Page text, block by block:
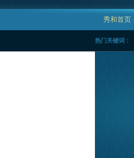
秀和首页
热门关键词：